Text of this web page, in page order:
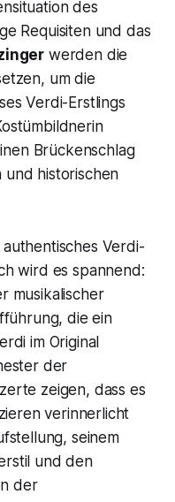
des
Requisiten und das
werden die
um die
Verdi-Erstlings
Brückenschlag
und historischen
Verdi-
wird es spannend:
musikalischer
die ein
im Original
der
zeigen, dass es
verinnerlicht
seinem
und den
der